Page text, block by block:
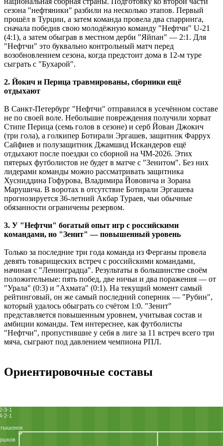
сезона "нефтяники" разбили на несколько этапов. Первый
прошёл в Турции, а затем команда провела два спарринга,
сначала победив свою молодёжную команду "Нефтчи" U-21
(4:1), а затем обыграв в местном дерби "Яйпан" ― 2:1. Для
"Нефтчи" это буквально контрольный матч перед
возобновлением сезона, когда предстоит дома в 12-м туре
сыграть с "Бухарой".
2. Йокич и Перица травмированы, сборники ещё
отдыхают
В Санкт-Петербург "Нефтчи" отправился в усечённом составе
не по своей воле. Небольшие повреждения получили хорват
Стипе Перица (семь голов в сезоне) и серб Йован Джокич
(три гола), а голкипер Ботирали Эргашев, защитник Фаррух
Сайфиев и полузащитник Джамшид Искандеров ещё
отдыхают после поездки со сборной на ЧМ-2026. Этих
пятерых футболистов не будет в матче с "Зенитом". Без них
лидерами команды можно рассматривать защитника
Хусниддина Гофурова, Владимира Йововича и Зорана
Марушича. В воротах в отсутствие Ботирали Эргашева
прогнозируется 36-летний Акбар Тураев, чьи обычные
обязанности ограничены резервом.
3. У "Нефтчи" богатый опыт игр с российскими
командами, но "Зенит" ― повышенный уровень
Только за последние три года команда из Ферганы провела
девять товарищеских встреч с российскими командами,
начиная с "Ленинградца". Результаты в большинстве своём
положительные: пять побед, две ничьи и два поражения ― от
"Урала" (0:3) и "Ахмата" (0:1). На текущий момент самый
рейтинговый, он же самый последний соперник ― "Рубин",
который удалось обыграть со счётом 1:0. "Зенит"
представляется повышенным уровнем, учитывая состав и
амбиции команды. Тем интереснее, как футболисты
"Нефтчи", пропустившие у себя в лиге за 11 встреч всего три
мяча, сыграют под давлением чемпиона РПЛ.
Ориентировочные составы
3-1
2-1